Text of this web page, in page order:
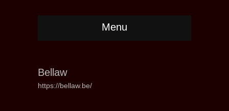
Menu
Bellaw
https://bellaw.be/